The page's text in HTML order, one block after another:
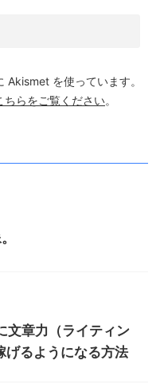
Akismet を使っています。
ちらをご覧ください。
文章力（ライティン
げるようになる方法